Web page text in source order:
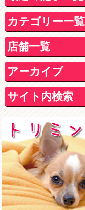
カテゴリー一覧
店舗一覧
アーカイブ
サイト内検索